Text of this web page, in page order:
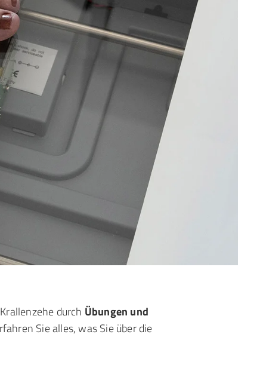
durch Übungen und
Sie alles, was Sie über die